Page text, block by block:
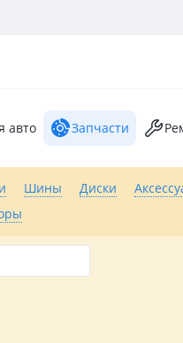
авто Запчасти
Шины Диски